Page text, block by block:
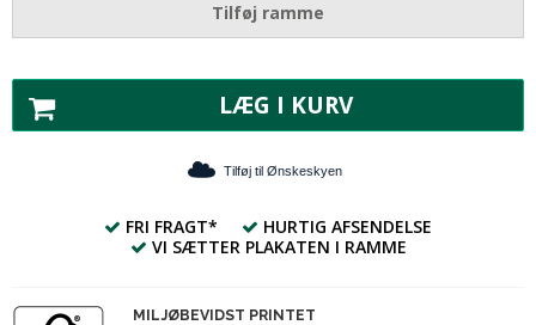
Tilføj ramme
LÆG I KURV
Tilføj til Ønskeskyen
FRI FRAGT*
HURTIG AFSENDELSE
VI SÆTTER PLAKATEN I RAMME
MILJØBEVIDST PRINTET